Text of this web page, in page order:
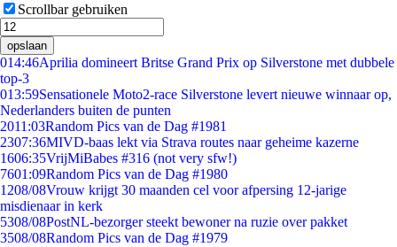
Scrollbar gebruiken
opslaan
014:46Aprilia domineert Britse Grand Prix op Silverstone met dubbele
top-3
013:59Sensationele Moto2-race Silverstone levert nieuwe winnaar op,
Nederlanders buiten de punten
2011:03Random Pics van de Dag #1981
2307:36MIVD-baas lekt via Strava routes naar geheime kazerne
1606:35VrijMiBabes #316 (not very sfw!)
7601:09Random Pics van de Dag #1980
1208/08Vrouw krijgt 30 maanden cel voor afpersing 12-jarige
misdienaar in kerk
5308/08PostNL-bezorger steekt bewoner na ruzie over pakket
3508/08Random Pics van de Dag #1979